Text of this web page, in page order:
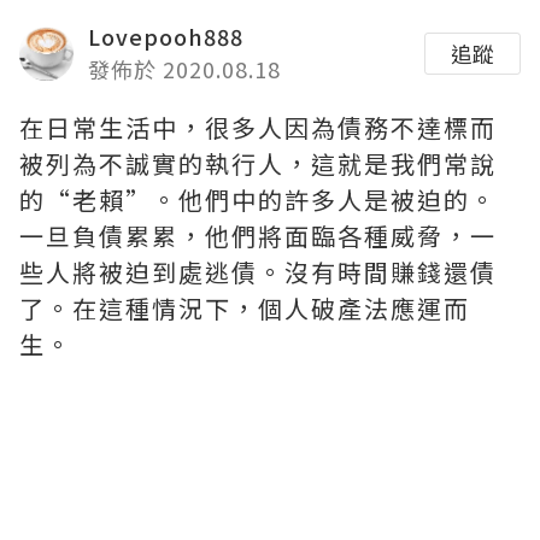
Lovepooh888
發佈於 2020.08.18
追蹤
在日常生活中，很多人因為債務不達標而
被列為不誠實的執行人，這就是我們常說
的“老賴”。他們中的許多人是被迫的。
一旦負債累累，他們將面臨各種威脅，一
些人將被迫到處逃債。沒有時間賺錢還債
了。在這種情況下，個人破產法應運而
生。